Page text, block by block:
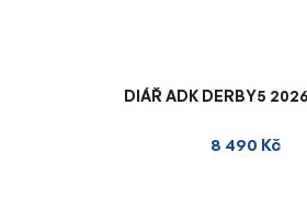
DIÁŘ ADK DERBY5
8 490 Kč